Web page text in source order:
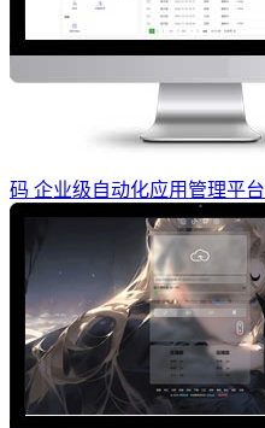
码 企业级自动化应用管理平台